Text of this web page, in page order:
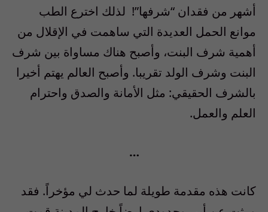
أشهر من فقدان “شرفها”! لذلك اخترع الطب
موانع الحمل العديدة التي ساهمت في الإقلال من
أهمية شرف البنت، وأصبح هناك مساواة بين شرف
البنت وشرف الولد تقريبا. وأصبح العالم يهتم أخيرا
بالشرف الحقيقي: مثل الأمانة والصدق واحترام
العلم والعمل.
…
كانت هذه مقدمة طويلة لما حدث لي مؤخراً. فقد